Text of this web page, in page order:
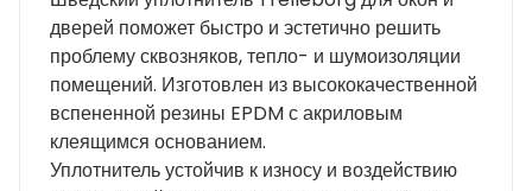
дверей поможет быстро и эстетично решить
проблему сквозняков, тепло- и шумоизоляции
помещений. Изготовлен из высококачественной
вспененной резины EPDM с акриловым
клеящимся основанием.
Уплотнитель устойчив к износу и воздействию